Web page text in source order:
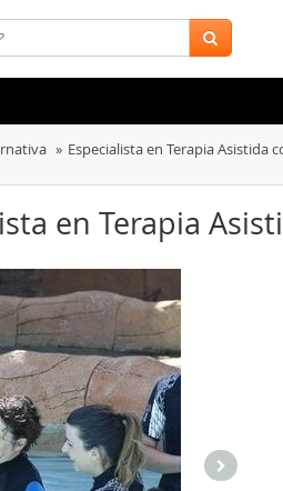
Marketing y Comunicación
Acceso Laboral
Belleza y Moda
Comercial y Ventas
Medio Ambiente
Especialista en Terapia Asistida
en Terapia